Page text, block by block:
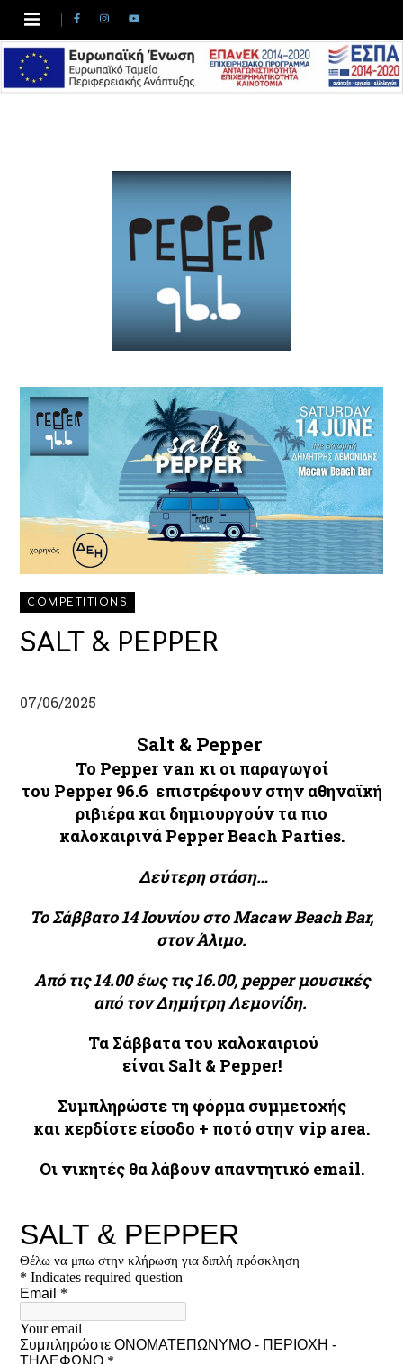
COMPETITIONS
SALT & PEPPER
07/06/2025
Salt & Pepper
Το Pepper van κι οι παραγωγοί
του Pepper96.6 επιστρέφουν στην αθηναϊκή
ριβιέρα και δημιουργούν τα πιο
καλοκαιρινά PepperBeach Parties.
Δεύτερηστάση…
To Σάββατο 14 Ιουνίου στο MacawBeachBar,
στον Άλιμο.
Από τις 14.00 έως τις 16.00, pepper μουσικές
από τον Δημήτρη Λεμονίδη.
Τα Σάββατα του καλοκαιριού
είναι Salt & Pepper!
Συμπληρώστε τη φόρμα συμμετοχής
και κερδίστε είσοδο + ποτό στην vip area.
Οι νικητές θα λάβουν απαντητικό email.